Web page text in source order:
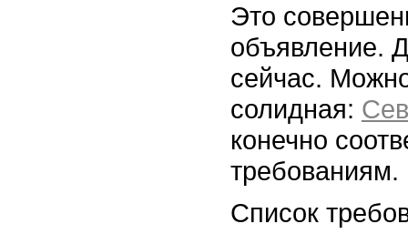
Это
объявление.
сейчас.
солидная:
конечно
требованиям.
Список